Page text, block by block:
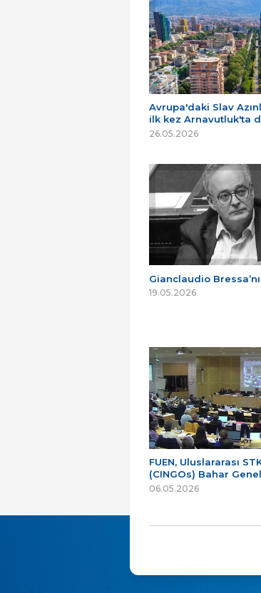
Avrupa'daki Slav
ilk kez Arnavutluk'ta
26.05.2026
Gianclaudio
19.05.2026
FUEN, Uluslararası
(CINGOs) Bahar
06.05.2026